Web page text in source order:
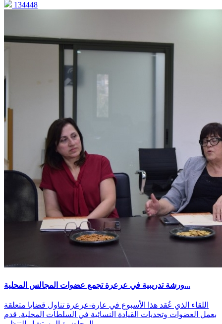
134448
ورشة تدريبية في عرعرة تجمع عضوات المجالس المحلية...
اللقاء الذي عُقد هذا الأسبوع في عارة-عرعرة تناول قضايا متعلقة
بعمل العضوات وتحديات القيادة النسائية في السلطات المحلية. قدم